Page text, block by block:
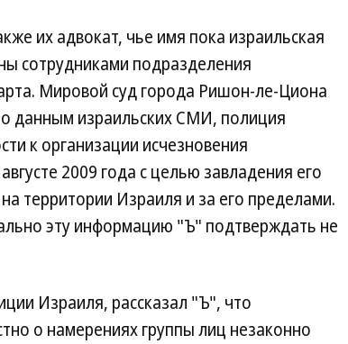
их адвокат, чье имя пока израильская
сотрудниками подразделения
Мировой суд города Ришон-ле-Циона
данным израильских СМИ, полиция
к организации исчезновения
2009 года с целью завладения его
территории Израиля и за его пределами.
эту информацию "Ъ" подтверждать не
Израиля, рассказал "Ъ", что
о намерениях группы лиц незаконно